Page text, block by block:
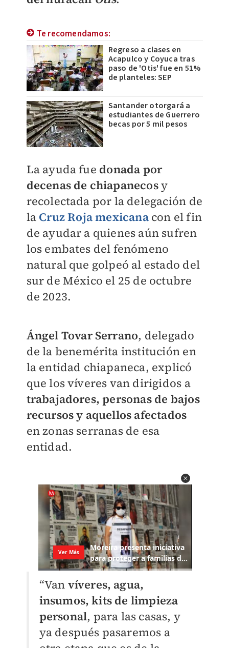
Te recomendamos:
Regreso a clases en
Acapulco y Coyuca tras
paso de 'Otis' fue en 51%
de planteles: SEP
Santander otorgará a
estudiantes de Guerrero
becas por 5 mil pesos
La ayuda fue donada por
decenas de chiapanecosy
recolectada por la delegación de
la Cruz Roja mexicanacon el fin
de ayudar a quienes aún sufren
los embates del fenómeno
natural que golpeó al estado del
sur de México el 25 de octubre
de 2023.
Ángel Tovar Serrano, delegado
de la benemérita institución en
la entidad chiapaneca, explicó
que los víveres van dirigidos a
trabajadores, personas de bajos
recursos y aquellos afectados
en zonas serranas de esa
entidad.
“Van víveres, agua,
insumos, kits de limpieza
personal, para las casas, y
ya después pasaremos a